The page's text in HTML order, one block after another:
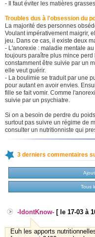
- Il faut éviter les matières
Troubles dus à l'obsession du
La majorité des personnes
Voulant impérativement maigrir,
jeu. Dans ce cas, il existe deux
- L'anorexie : maladie mentale
toujours paraître plus mince
constamment être suivie par un
elle veut guérir.
- La boulimie se traduit par une
pour autant en avoir envies.
fille se fait vomir. Comme
suivie par un psychiatre.
Si on a besoin de perdre du
surtout pas suivre un régime de
consulter un nutritionniste qui
3 derniers commentaires
Tous
-IdontKnow- [ le 17-03 à
Euh les apports